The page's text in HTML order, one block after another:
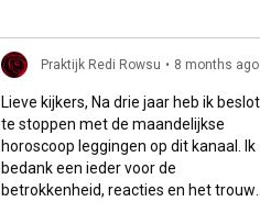
Praktijk Redi Rowsu • 8 months ago
Lieve kijkers, Na drie jaar heb ik besloten
te stoppen met de maandelijkse
horoscoop leggingen op dit kanaal. Ik
bedank een ieder voor de
betrokkenheid, reacties en het trouw